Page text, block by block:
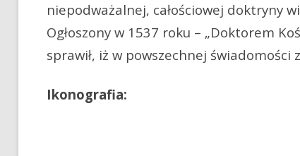
niepodważalnej, całościowej doktryny
Ogłoszony w 1537 roku – „Doktorem
sprawił, iż w powszechnej świadomości
Ikonografia: